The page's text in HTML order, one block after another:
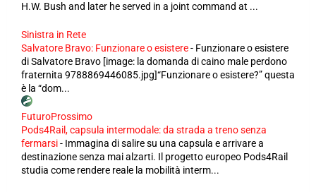
H.W. Bush and later he served in a joint command at ...
Sinistra in Rete
Salvatore Bravo: Funzionare o esistere- Funzionare o esistere
di Salvatore Bravo [image: la domanda di caino male perdono
fraternita 9788869446085.jpg]“Funzionare o esistere?” questa
è la “dom...
FuturoProssimo
Pods4Rail, capsula intermodale: da strada a treno senza
fermarsi- Immagina di salire su una capsula e arrivare a
destinazione senza mai alzarti. Il progetto europeo Pods4Rail
studia come rendere reale la mobilità interm...